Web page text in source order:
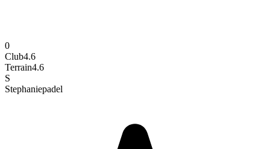
0
Club4.6
Terrain4.6
S
Stephaniepadel